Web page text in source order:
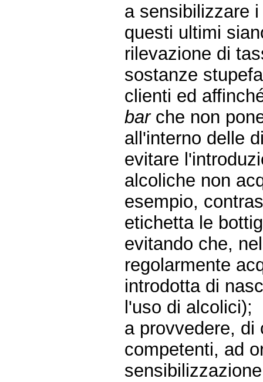
a sensibilizzare
questi ultimi
rilevazione di
sostanze
clienti ed
barche non
all'interno delle
evitare
alcoliche non
esempio,
etichetta le
evitando che,
regolarmente
introdotta di
l'uso di alcolici);
a provvedere, di
competenti, ad